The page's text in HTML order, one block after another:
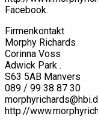
Facebook.
Firmenkontakt
Morphy Richards
Corinna Voss
Adwick Park .
S63 5AB Manvers
089 / 99 38 87 30
http://